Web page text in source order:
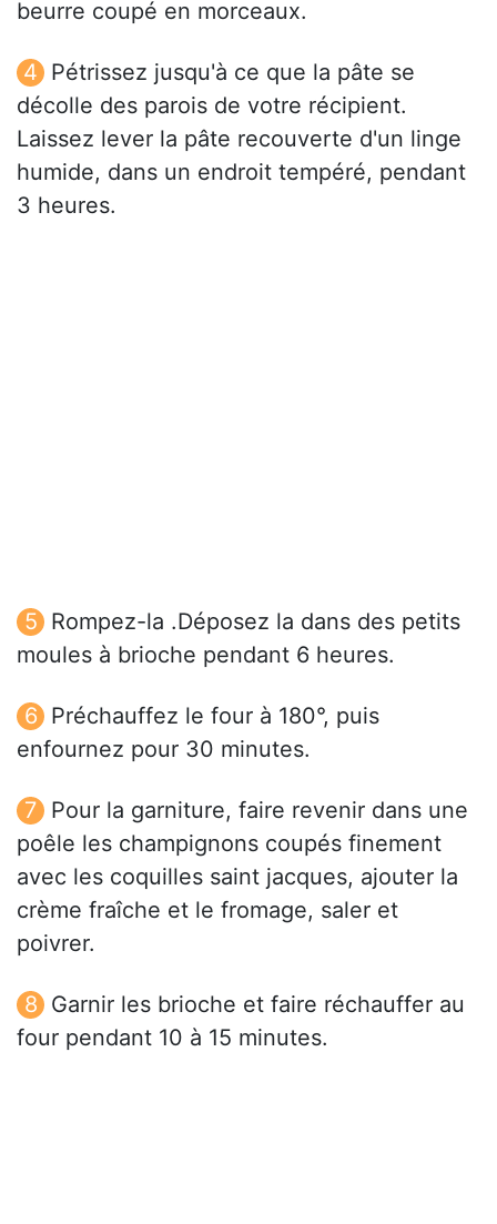
beurre coupé en morceaux.
Pétrissez jusqu'à ce que la pâte se
décolle des parois de votre récipient.
Laissez lever la pâte recouverte d'un linge
humide, dans un endroit tempéré, pendant
3 heures.
Rompez-la .Déposez la dans des petits
moules à brioche pendant 6 heures.
Préchauffez le four à 180°, puis
enfournez pour 30 minutes.
Pour la garniture, faire revenir dans une
poêle les champignons coupés finement
avec les coquilles saint jacques, ajouter la
crème fraîche et le fromage, saler et
poivrer.
Garnir les brioche et faire réchauffer au
four pendant 10 à 15 minutes.